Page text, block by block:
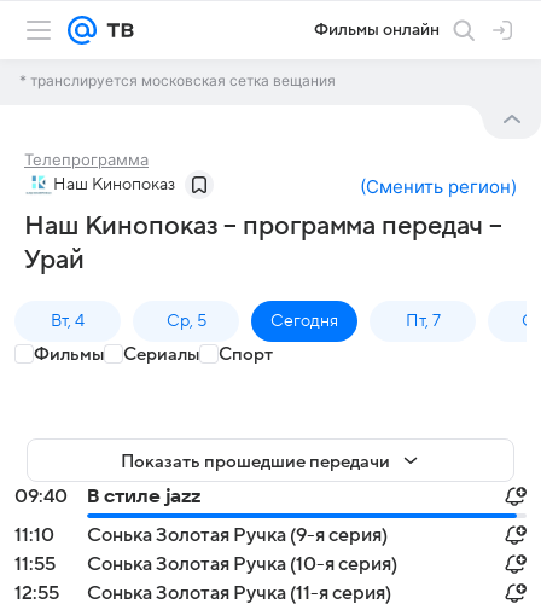
Фильмы онлайн
* транслируется московская сетка вещания
Телепрограмма
Наш Кинопоказ (Сменить регион)
Наш Кинопоказ – программа передач –
Урай
Вт, 4 Ср, 5 Сегодня Пт, 7
Фильмы Сериалы Спорт
Показать прошедшие передачи
09:40
В стиле jazz
11:10
Сонька Золотая Ручка (9-я серия)
11:55
Сонька Золотая Ручка (10-я серия)
12:55
Сонька Золотая Ручка (11-я серия)